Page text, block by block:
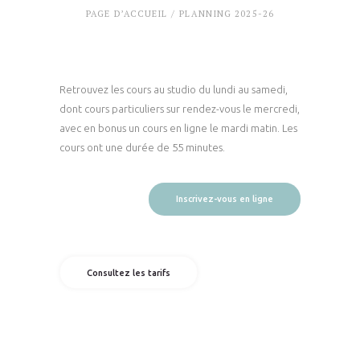
PAGE D’ACCUEIL PLANNING 2025-26
Retrouvez les cours au studio du lundi au samedi,
dont cours particuliers sur rendez-vous le mercredi,
avec en bonus un cours en ligne le mardi matin. Les
cours ont une durée de 55 minutes.
Inscrivez-vous en ligne
Consultez les tarifs